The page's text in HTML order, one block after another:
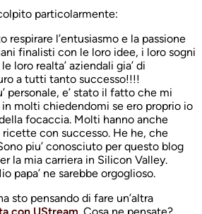
particolarmente:
respirare l’entusiasmo e la passione
finalisti con le loro idee, i loro sogni
loro realta’ aziendali gia’ di
a tutti tanto successo!!!!
personale, e’ stato il fatto che mi
molti chiedendomi se ero proprio io
focaccia. Molti hanno anche
con successo. He he, che
piu’ conosciuto per questo blog
la mia carriera in Silicon Valley.
papa’ ne sarebbe orgoglioso.
sto pensando di fare un’altra
con UStream. Cosa ne pensate?